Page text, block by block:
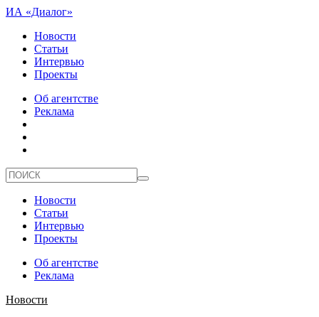
ИА «Диалог»
Новости
Статьи
Интервью
Проекты
Об агентстве
Реклама
Новости
Статьи
Интервью
Проекты
Об агентстве
Реклама
Новости